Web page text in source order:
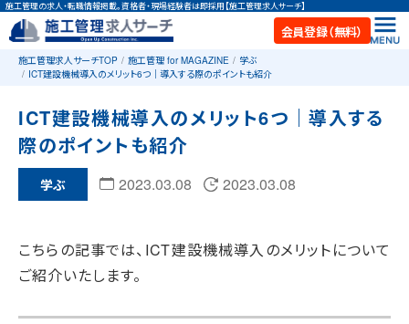
施工管理の求人・転職情報掲載。資格者・現場経験者は即採用【施工管理求人サーチ】
会員登録（無料）
施工管理求人サーチTOP 施工管理 for MAGAZINE
学ぶ
ICT建設機械導入のメリット6つ｜導入する際のポイントも紹介
ICT建設機械導入のメリット6つ｜導入する
際のポイントも紹介
学ぶ 2023.03.08 2023.03.08
こちらの記事では、ICT建設機械導入のメリットについて
ご紹介いたします。